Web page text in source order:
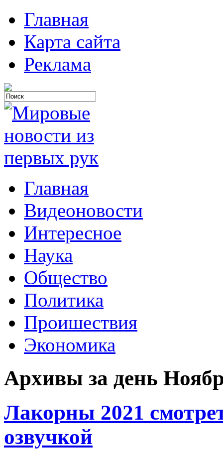
Главная
Карта сайта
Реклама
Главная
Видеоновости
Интересное
Наука
Общество
Политика
Проишествия
Экономика
Архивы за день
Лакорны 2021
озвучкой